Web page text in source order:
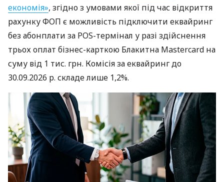
економія», згідно з умовами якої під час відкриття
рахунку ФОП є можливість підключити еквайринг
без абонплати за POS-термінал у разі здійснення
трьох оплат бізнес-карткою Блакитна Mastercard на
суму від 1 тис. грн. Комісія за еквайринг до
30.09.2026 р. складе лише 1,2%.